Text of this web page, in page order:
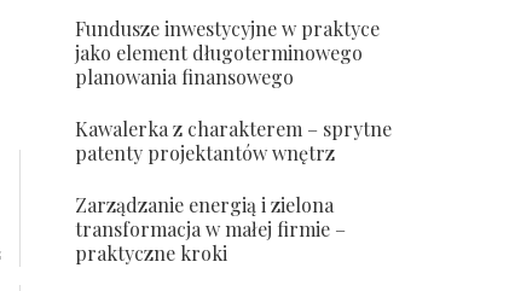
Fundusze inwestycyjne w praktyce
jako element długoterminowego
planowania finansowego
Kawalerka z charakterem – sprytne
patenty projektantów wnętrz
Zarządzanie energią i zielona
transformacja w małej firmie –
praktyczne kroki